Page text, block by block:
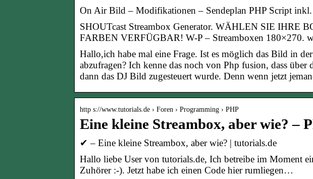
On Air Bild – Modifikationen – Sendeplan PHP Script
SHOUTcast Streambox Generator. WÄHLEN SIE IHRE
FARBEN VERFÜGBAR! W-P – Streamboxen 180×270.
Hallo,ich habe mal eine Frage. Ist es möglich das Bild in
abzufragen? Ich kenne das noch von Php fusion, dass
dann das DJ Bild zugesteuert wurde. Denn wenn jetzt
http s://www.tutorials.de › Foren › Programming › PHP
Eine kleine Streambox, aber wie? –
✔ – Eine kleine Streambox, aber wie? | tutorials.de
Hallo liebe User von tutorials.de, Ich betreibe im Moment
Zuhörer :-). Jetzt habe ich einen Code hier rumliegen…